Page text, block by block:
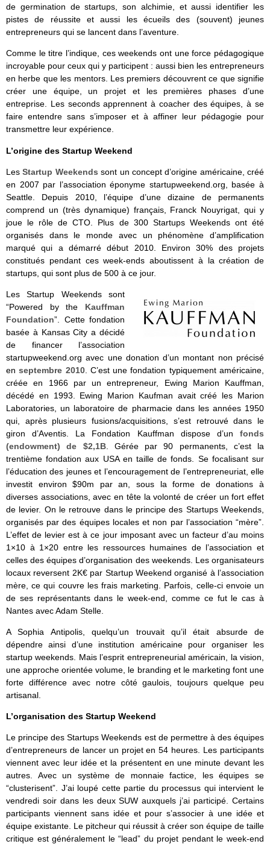
de germination de startups, son alchimie, et aussi identifier les
pistes de réussite et aussi les écueils des (souvent) jeunes
entrepreneurs qui se lancent dans l’aventure.
Comme le titre l’indique, ces weekends ont une force pédagogique
incroyable pour ceux qui y participent : aussi bien les entrepreneurs
en herbe que les mentors. Les premiers découvrent ce que signifie
créer une équipe, un projet et les premières phases d’une
entreprise. Les seconds apprennent à coacher des équipes, à se
faire entendre sans s’imposer et à affiner leur pédagogie pour
transmettre leur expérience.
L’origine des Startup Weekend
LesStartup Weekends sont un concept d’origine américaine, créé
en 2007 par l’association éponyme startupweekend.org, basée à
Seattle. Depuis 2010, l’équipe d’une dizaine de permanents
comprend un (très dynamique) français, Franck Nouyrigat, qui y
joue le rôle de CTO. Plus de 300 Startups Weekends ont été
organisés dans le monde avec un phénomène d’amplification
marqué qui a démarré début 2010. Environ 30% des projets
constitués pendant ces week-ends aboutissent à la création de
startups, qui sont plus de 500 à ce jour.
Les Startup Weekends sont
“Powered by the Kauffman
Foundation”. Cette fondation
basée à Kansas City a décidé
de financer l’association
startupweekend.org avec une donation d’un montant non précisé
enseptembre 2010. C’est une fondation typiquement américaine,
créée en 1966 par un entrepreneur, Ewing Marion Kauffman,
décédé en 1993. Ewing Marion Kaufman avait créé les Marion
Laboratories, un laboratoire de pharmacie dans les années 1950
qui, après plusieurs fusions/acquisitions, s’est retrouvé dans le
giron d’Aventis. La Fondation Kauffman dispose d’un fonds
(endowment) de $2,1B. Gérée par 90 permanents, c’est la
trentième fondation aux USA en taille de fonds. Se focalisant sur
l’éducation des jeunes et l’encouragement de l’entrepreneuriat, elle
investit environ $90m par an, sous la forme de donations à
diverses associations, avec en tête la volonté de créer un fort effet
de levier. On le retrouve dans le principe des Startups Weekends,
organisés par des équipes locales et non par l’association “mère”.
L’effet de levier est à ce jour imposant avec un facteur d’au moins
1×10 à 1×20 entre les ressources humaines de l’association et
celles des équipes d’organisation des weekends. Les organisateurs
locaux reversent 2K€ par Startup Weekend organisé à l’association
mère, ce qui couvre les frais marketing. Parfois, celle-ci envoie un
de ses représentants dans le week-end, comme ce fut le cas à
Nantes avec Adam Stelle.
A Sophia Antipolis, quelqu’un trouvait qu’il était absurde de
dépendre ainsi d’une institution américaine pour organiser les
startup weekends. Mais l’esprit entrepreneurial américain, la vision,
une approche orientée volume, le branding et le marketing font une
forte différence avec notre côté gaulois, toujours quelque peu
artisanal.
L’organisation des Startup Weekend
Le principe des Startups Weekends est de permettre à des équipes
d’entrepreneurs de lancer un projet en 54 heures. Les participants
viennent avec leur idée et la présentent en une minute devant les
autres. Avec un système de monnaie factice, les équipes se
“clusterisent”. J’ai loupé cette partie du processus qui intervient le
vendredi soir dans les deux SUW auxquels j’ai participé. Certains
participants viennent sans idée et pour s’associer à une idée et
équipe existante. Le pitcheur qui réussit à créer son équipe de taille
critique est généralement le “lead” du projet pendant le week-end